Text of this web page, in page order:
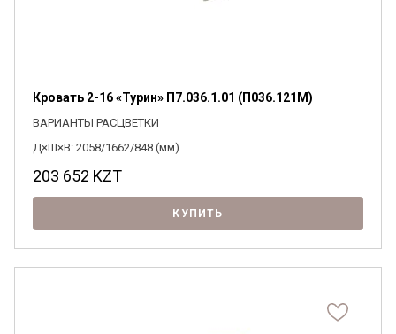
Кровать 2-16 «Турин» П7.036.1.01 (П036.121М)
ВАРИАНТЫ РАСЦВЕТКИ
Д×Ш×В: 2058/1662/848 (мм)
203 652 KZT
КУПИТЬ